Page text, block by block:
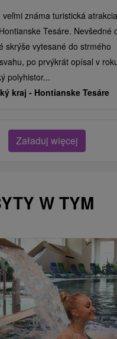
známa turistická atrakcia
Tesáre. Nevšedné
skrýše vytesané do strmého
po prvýkrát opísal v
polyhistor...
kraj - Hontianske Tesáre
Załaduj więcej
W TYM